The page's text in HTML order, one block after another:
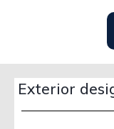
Exterior